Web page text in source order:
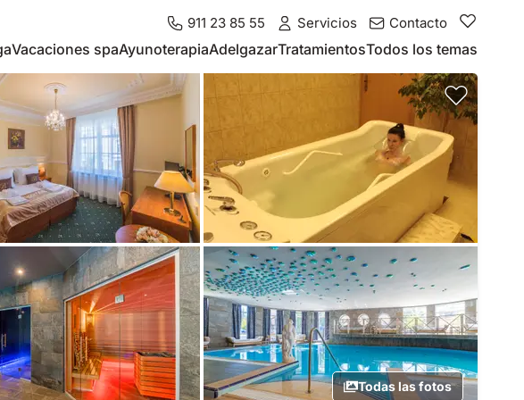
911 23 85 55 Servicios Contacto
Vacaciones spaAyunoterapiaAdelgazarTratamientosTodos los temas
Todas las fotos